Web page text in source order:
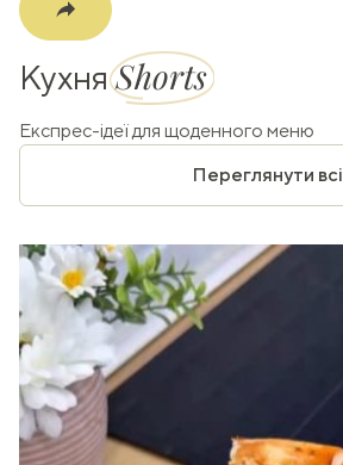
КухняShorts
Експрес-ідеї для щоденного меню
Переглянути всі